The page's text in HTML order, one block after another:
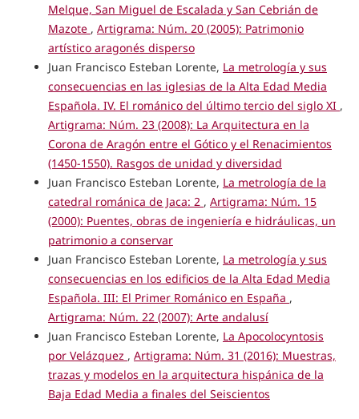
Melque, San Miguel de Escalada y San Cebrián de
Mazote , Artigrama: Núm. 20 (2005): Patrimonio
artístico aragonés disperso
Juan Francisco Esteban Lorente, La metrología y sus
consecuencias en las iglesias de la Alta Edad Media
Española. IV. El románico del último tercio del siglo XI ,
Artigrama: Núm. 23 (2008): La Arquitectura en la
Corona de Aragón entre el Gótico y el Renacimientos
(1450-1550). Rasgos de unidad y diversidad
Juan Francisco Esteban Lorente, La metrología de la
catedral románica de Jaca: 2 , Artigrama: Núm. 15
(2000): Puentes, obras de ingeniería e hidráulicas, un
patrimonio a conservar
Juan Francisco Esteban Lorente, La metrología y sus
consecuencias en los edificios de la Alta Edad Media
Española. III: El Primer Románico en España ,
Artigrama: Núm. 22 (2007): Arte andalusí
Juan Francisco Esteban Lorente, La Apocolocyntosis
por Velázquez , Artigrama: Núm. 31 (2016): Muestras,
trazas y modelos en la arquitectura hispánica de la
Baja Edad Media a finales del Seiscientos